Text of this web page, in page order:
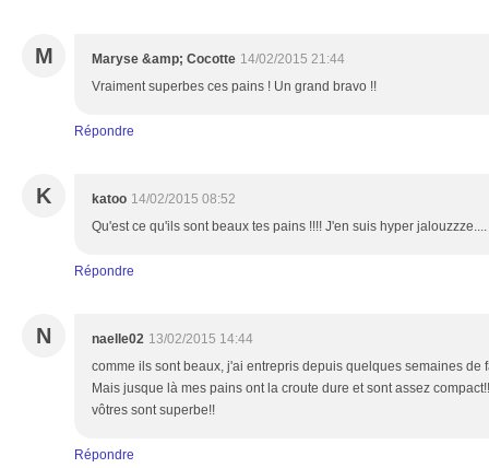
M Maryse &amp; Cocotte 14/02/2015 21:44
Vraiment superbes ces pains ! Un grand bravo !!
Répondre
K katoo 14/02/2015 08:52
Qu'est ce qu'ils sont beaux tes pains !!!! J'en suis hyper
Répondre
N naelle02 13/02/2015 14:44
comme ils sont beaux, j'ai entrepris depuis quelques semaines de
Mais jusque là mes pains ont la croute dure et sont assez
vôtres sont superbe!!
Répondre